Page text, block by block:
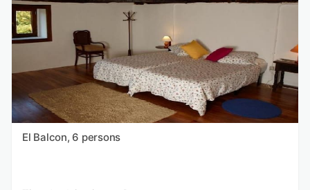
El Balcon, 6 persons